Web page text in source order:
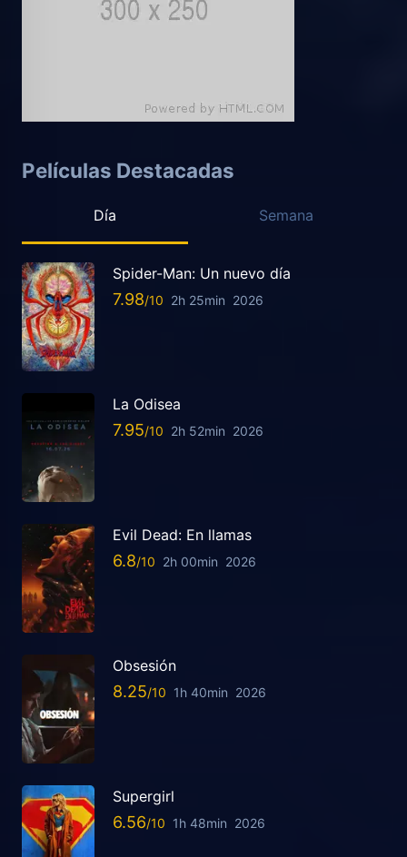
Películas Destacadas
Día Semana
Spider-Man: Un nuevo día
7.98 2h 25min 2026
La Odisea
7.95 2h 52min 2026
Evil Dead: En llamas
6.8 2h 00min 2026
Obsesión
8.25 1h 40min 2026
Supergirl
6.56 1h 48min 2026